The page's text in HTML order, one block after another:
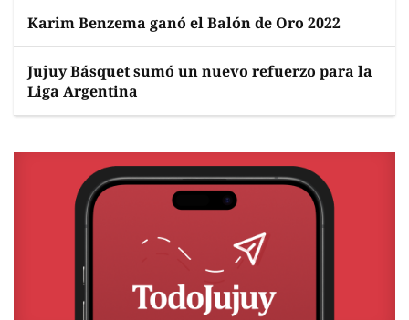
Karim Benzema ganó el Balón de Oro 2022
Jujuy Básquet sumó un nuevo refuerzo para la
Liga Argentina